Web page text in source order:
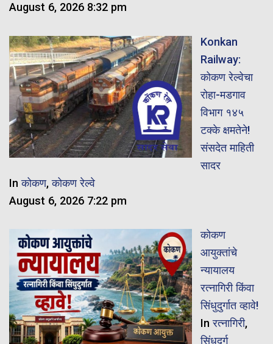
August 6, 2026 8:32 pm
Konkan
Railway:
कोकण रेल्वेचा
रोहा-मडगाव
विभाग १४५
टक्के क्षमतेने!
संसदेत माहिती
सादर
Inकोकण,कोकण रेल्वे
August 6, 2026 7:22 pm
कोकण
आयुक्तांचे
न्यायालय
रत्नागिरी किंवा
सिंधुदुर्गात व्हावे!
Inरत्नागिरी,
सिंधुदुर्ग